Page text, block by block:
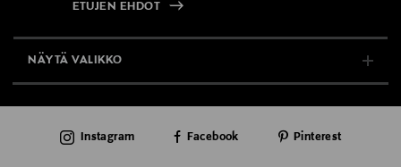
ETUJEN EHDOT
NÄYTÄ VALIKKO
AJANKOHTAISTA
Instagram Facebook Pinterest